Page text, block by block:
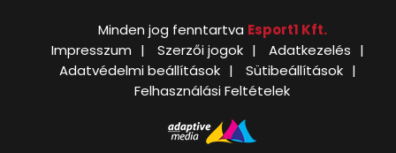
Minden jog fenntartva Esport1 Kft.
Impresszum
Szerzői jogok
Adatkezelés
Adatvédelmi beállítások
Sütibeállítások
Felhasználási Feltételek